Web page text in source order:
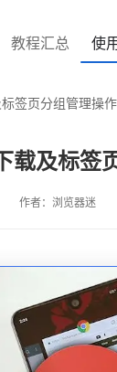
教程汇总 使
签页分组管理操
载及标签
作者：浏览器迷